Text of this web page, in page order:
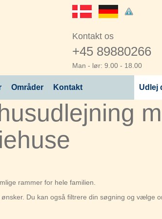
Kontakt os
+45 89880266
Man - lør: 9.00 - 18.00
Områder Kontakt Udlej
rammer for hele familien.
Du kan også filtrere din søgning og vælge